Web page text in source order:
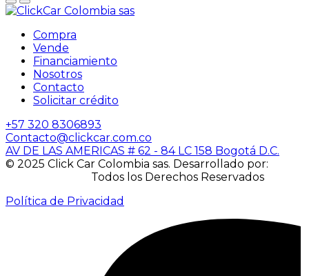
Compra
Vende
Financiamiento
Nosotros
Contacto
Solicitar crédito
+57 320 8306893
Contacto@clickcar.com.co
AV DE LAS AMERICAS # 62 - 84 LC 158 Bogotá D.C.
© 2025 Click Car Colombia sas. Desarrollado por:
Todos los Derechos Reservados
Política de Privacidad